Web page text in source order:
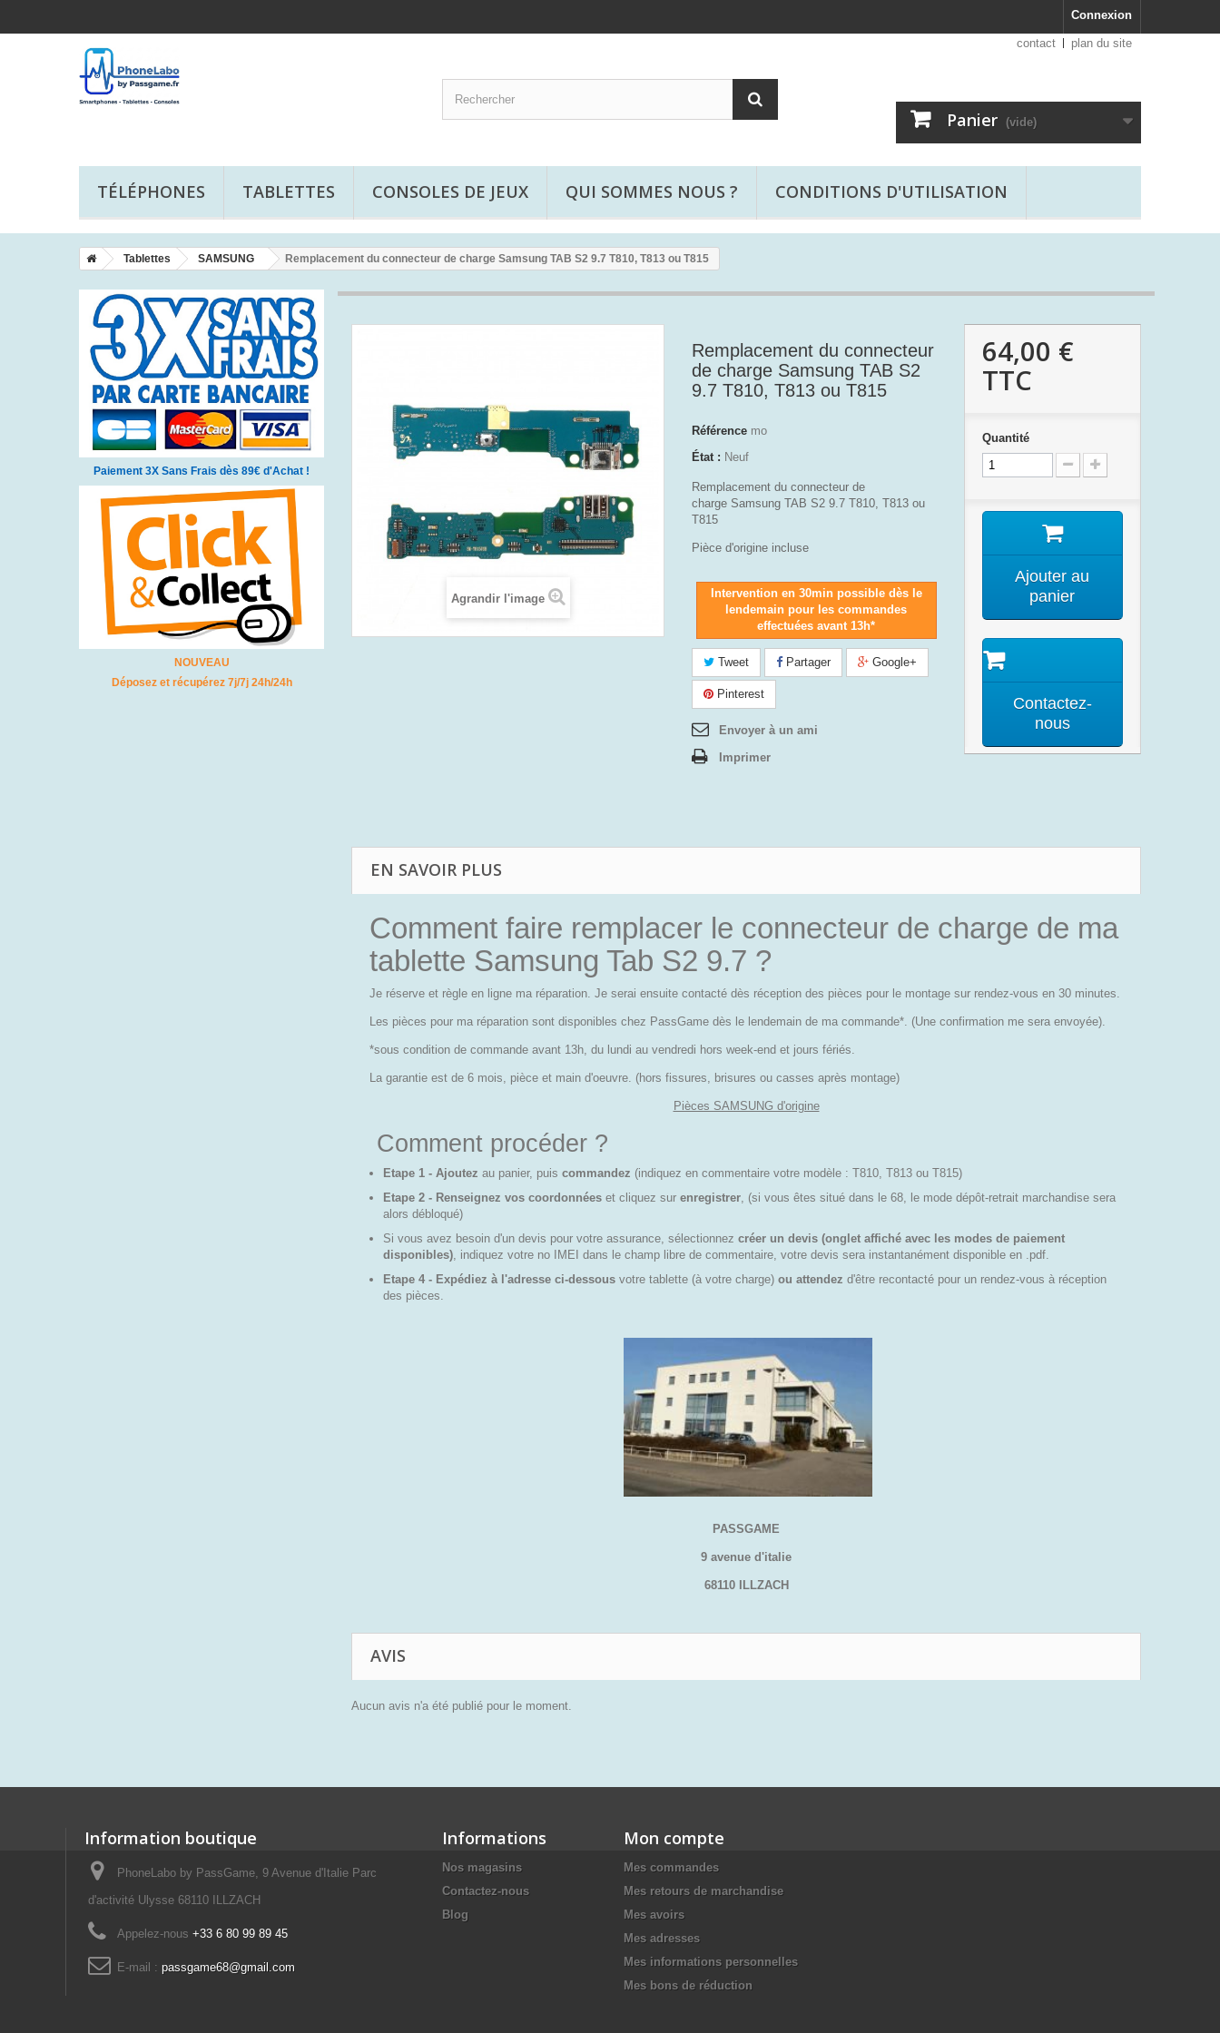
Connexion
contact plan du site
Panier (vide)
TÉLÉPHONES TABLETTES CONSOLES DE JEUX QUI SOMMES NOUS ? CONDITIONS D'UTILISATION
Tablettes SAMSUNG Remplacement du connecteur de charge Samsung TAB S2 9.7 T810, T813 ou T815
Paiement 3X Sans Frais dès 89€ d'Achat !
NOUVEAU
Déposez et récupérez 7j/7j 24h/24h
Agrandir l'image
Remplacement du connecteur
de charge Samsung TAB S2
9.7 T810, T813 ou T815
Référence mo
État : Neuf
Remplacement du connecteur de
charge Samsung TAB S2 9.7 T810, T813 ou
T815
Pièce d'origine incluse
Intervention en 30min possible dès le
lendemain pour les commandes
effectuées avant 13h*
Tweet Partager Google+
Pinterest
Envoyer à un ami
Imprimer
64,00 €
TTC
Quantité
Ajouter au
panier
Contactez-
nous
EN SAVOIR PLUS
Comment faire remplacer le connecteur de charge de ma
tablette Samsung Tab S2 9.7 ?
Je réserve et règle en ligne ma réparation. Je serai ensuite contacté dès réception des pièces pour le montage sur rendez-vous en 30 minutes.
Les pièces pour ma réparation sont disponibles chez PassGame dès le lendemain de ma commande*. (Une confirmation me sera envoyée).
*sous condition de commande avant 13h, du lundi au vendredi hors week-end et jours fériés.
La garantie est de 6 mois, pièce et main d'oeuvre. (hors fissures, brisures ou casses après montage)
Pièces SAMSUNG d'origine
Comment procéder ?
Etape 1 - Ajoutez au panier, puis commandez (indiquez en commentaire votre modèle : T810, T813 ou T815)
Etape 2 - Renseignez vos coordonnées et cliquez sur enregistrer, (si vous êtes situé dans le 68, le mode dépôt-retrait marchandise sera
alors débloqué)
Si vous avez besoin d'un devis pour votre assurance, sélectionnez créer un devis (onglet affiché avec les modes de paiement
disponibles), indiquez votre no IMEI dans le champ libre de commentaire, votre devis sera instantanément disponible en .pdf.
Etape 4 - Expédiez à l'adresse ci-dessous votre tablette (à votre charge) ou attendez d'être recontacté pour un rendez-vous à réception
des pièces.
PASSGAME
9 avenue d'italie
68110 ILLZACH
AVIS
Aucun avis n'a été publié pour le moment.
Information boutique
PhoneLabo by PassGame, 9 Avenue d'Italie Parc
d'activité Ulysse 68110 ILLZACH
Appelez-nous +33 6 80 99 89 45
E-mail : passgame68@gmail.com
Informations
Nos magasins
Contactez-nous
Blog
Mon compte
Mes commandes
Mes retours de marchandise
Mes avoirs
Mes adresses
Mes informations personnelles
Mes bons de réduction